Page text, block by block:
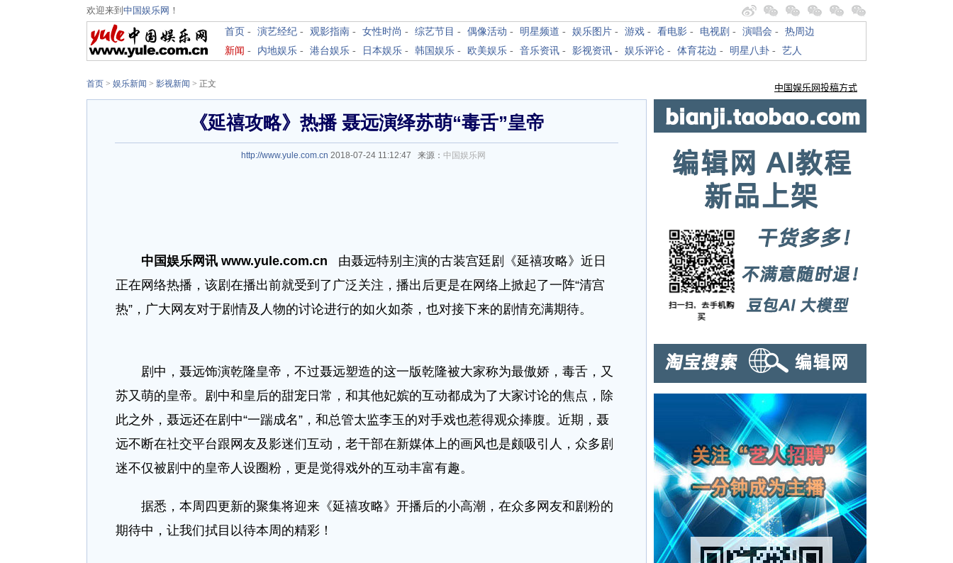
欢迎来到 中国娱乐网 ！
首页 - 演艺经纪 - 观影指南 - 女性时尚 - 综艺节目 - 偶像活动 - 明星频道 - 娱乐图片 - 游戏 - 看电影 - 电视剧 - 演唱会 - 热周边
新闻 - 内地娱乐 - 港台娱乐 - 日本娱乐 - 韩国娱乐 - 欧美娱乐 - 音乐资讯 - 影视资讯 - 娱乐评论 - 体育花边 - 明星八卦 - 艺人
首页 > 娱乐新闻 > 影视新闻 > 正文
《延禧攻略》热播 聂远演绎苏萌“毒舌”皇帝
http://www.yule.com.cn 2018-07-24 11:12:47 来源： 中国娱乐网
中国娱乐网讯 www.yule.com.cn 由聂远特别主演的古装宫廷剧《延禧攻略》近日
正在网络热播，该剧在播出前就受到了广泛关注，播出后更是在网络上掀起了一阵“清宫
热”，广大网友对于剧情及人物的讨论进行的如火如荼，也对接下来的剧情充满期待。
剧中，聂远饰演乾隆皇帝，不过聂远塑造的这一版乾隆被大家称为最傲娇，毒舌，又
苏又萌的皇帝。剧中和皇后的甜宠日常，和其他妃嫔的互动都成为了大家讨论的焦点，除
此之外，聂远还在剧中“一踹成名”，和总管太监李玉的对手戏也惹得观众捧腹。近期，聂
远不断在社交平台跟网友及影迷们互动，老干部在新媒体上的画风也是颇吸引人，众多剧
迷不仅被剧中的皇帝人设圈粉，更是觉得戏外的互动丰富有趣。
据悉，本周四更新的聚集将迎来《延禧攻略》开播后的小高潮，在众多网友和剧粉的
期待中，让我们拭目以待本周的精彩！